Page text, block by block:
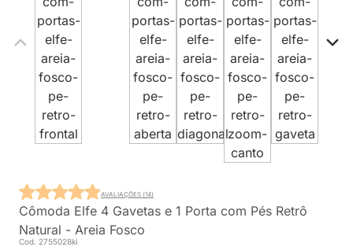
Cômoda Elfe 4 Gavetas e 1 Porta com Pés Retrô
Natural - Areia Fosco
Cod. 2755028ki
AVALIAÇÕES (14)